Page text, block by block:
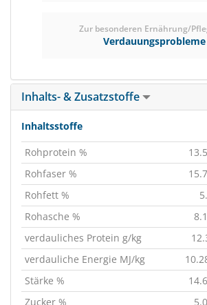
Zur besonderen Ernährung/
Verdauungsprobleme
Inhalts- & Zusatzstoffe
Inhaltsstoffe
Rohprotein %
Rohfaser %
Rohfett %
Rohasche %
verdauliches Protein g/kg
verdauliche Energie MJ/kg
Stärke %
Zucker %